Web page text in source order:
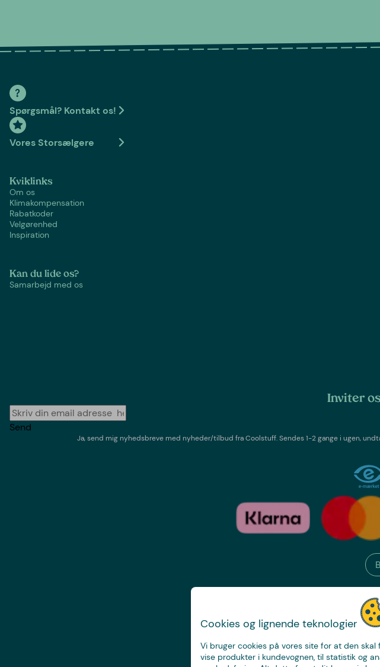
Cookies og lignende teknologier
Vi bruger cookies på vores site for at den
vise produkter i kundevognen, til statistik og
Spørgsmål? Kontakt os!
Vores Storsælgere
Kviklinks
Om os
Klimakompensation
Rabatkoder
Velgørenhed
Inspiration
Kan du lide os?
Samarbejd med os
Inviter
Send
Ja, send mig nyhedsbreve med nyheder/tilbud fraCoolstuff. Sendes 1-2 gange i ugen,